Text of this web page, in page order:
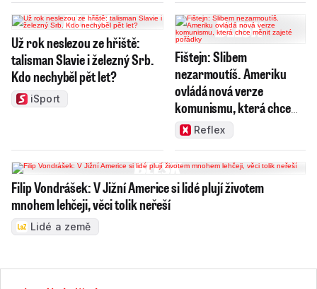
Už rok neslezou ze hřiště:
talisman Slavie i železný Srb.
Kdo nechyběl pět let?
iSport
Fištejn: Slibem
nezarmoutíš. Ameriku
ovládá nová verze
komunismu, která chce
měnit zajeté pořádky
Reflex
Filip Vondrášek: V Jižní Americe si lidé plují životem
mnohem lehčeji, věci tolik neřeší
Lidé a země